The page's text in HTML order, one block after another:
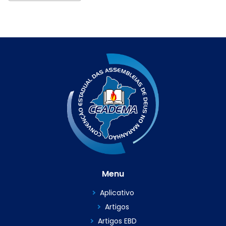
Menu
Aplicativo
Artigos
Artigos EBD